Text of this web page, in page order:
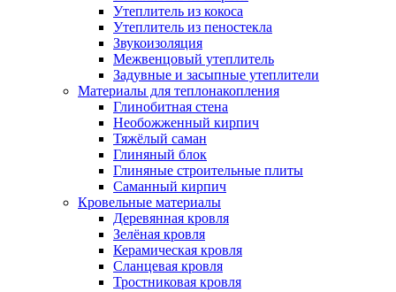
Утеплитель из кокоса
Утеплитель из пеностекла
Звукоизоляция
Межвенцовый утеплитель
Задувные и засыпные утеплители
Материалы для теплонакопления
Глинобитная стена
Необожженный кирпич
Тяжёлый саман
Глиняный блок
Глиняные строительные плиты
Саманный кирпич
Кровельные материалы
Деревянная кровля
Зелёная кровля
Керамическая кровля
Сланцевая кровля
Тростниковая кровля